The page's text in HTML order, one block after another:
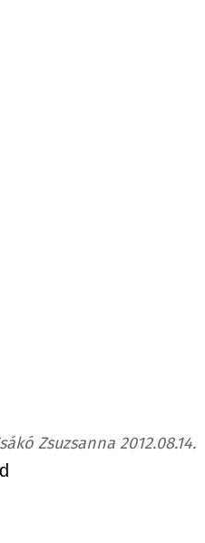
Zsuzsanna 2012.08.14.